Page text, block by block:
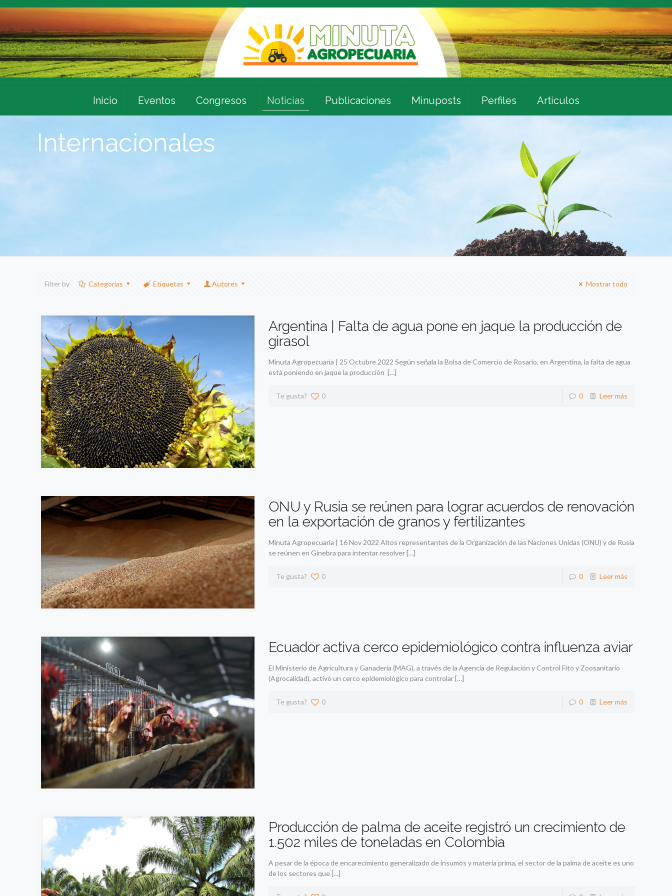
Inicio Eventos Congresos Noticias Publicaciones Minuposts Perfiles Articulos
Internacionales
Filter by Categorias Etiquetas Autores Mostrar todo
Argentina | Falta de agua pone en jaque la producción de
girasol
Minuta Agropecuaria | 25 Octubre 2022 Según señala la Bolsa de Comercio de Rosario, en Argentina, la falta de agua
está poniendo en jaque la producción […]
Te gusta? 0 0 Leer más
ONU y Rusia se reúnen para lograr acuerdos de renovación
en la exportación de granos y fertilizantes
Minuta Agropecuaria | 16 Nov 2022 Altos representantes de la Organización de las Naciones Unidas (ONU) y de Rusia
se reúnen en Ginebra para intentar resolver[…]
Te gusta? 0 0 Leer más
Ecuador activa cerco epidemiológico contra influenza aviar
El Ministerio de Agricultura y Ganadería (MAG), a través de la Agencia de Regulación y Control Fito y Zoosanitario
(Agrocalidad), activó un cerco epidemiológico para controlar[…]
Te gusta? 0 0 Leer más
Producción de palma de aceite registró un crecimiento de
1.502 miles de toneladas en Colombia
A pesar de la época de encarecimiento generalizado de insumos y materia prima, el sector de la palma de aceite es uno
de los sectores que[…]